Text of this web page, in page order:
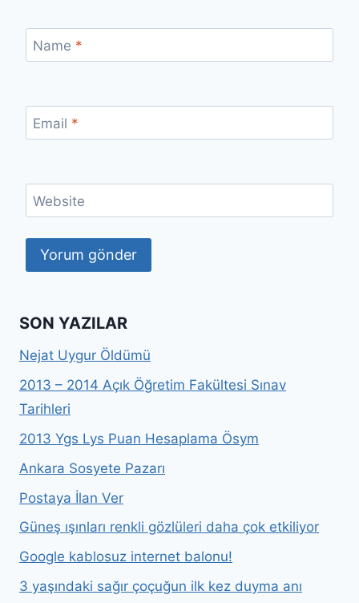
Name *
Email *
Website
SON YAZILAR
Nejat Uygur Öldümü
2013 – 2014 Açık Öğretim Fakültesi Sınav
Tarihleri
2013 Ygs Lys Puan Hesaplama Ösym
Ankara Sosyete Pazarı
Postaya İlan Ver
Güneş ışınları renkli gözlüleri daha çok etkiliyor
Google kablosuz internet balonu!
3 yaşındaki sağır çoçuğun ilk kez duyma anı